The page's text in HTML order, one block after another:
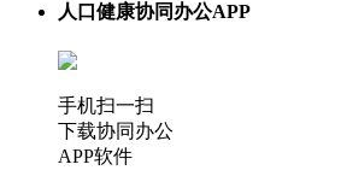
人口健康协同办公APP
手机扫一扫
下载协同办公
APP软件